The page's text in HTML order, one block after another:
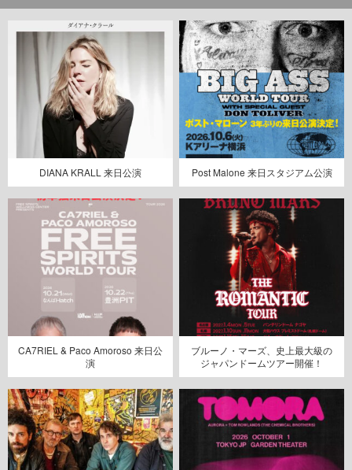
DIANA KRALL 来日公演 Post Malone 来日スタジアム公演
CA7RIEL & Paco Amoroso 来日公
演
ブルーノ・マーズ、史上最大級の
ジャパンドームツアー開催！